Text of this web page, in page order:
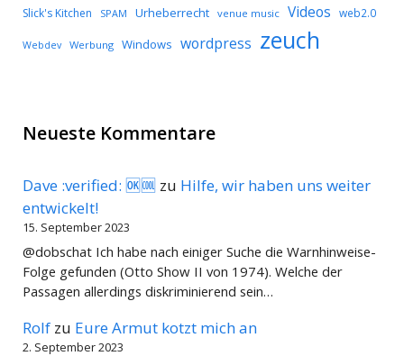
Slick's Kitchen SPAM Urheberrecht venue music Videos web2.0
Webdev Werbung Windows wordpress zeuch
Neueste Kommentare
Dave :verified: 🆗🆒 zu Hilfe, wir haben uns weiter
entwickelt!
15. September 2023
@dobschat Ich habe nach einiger Suche die Warnhinweise-
Folge gefunden (Otto Show II von 1974). Welche der
Passagen allerdings diskriminierend sein…
Rolf zu Eure Armut kotzt mich an
2. September 2023